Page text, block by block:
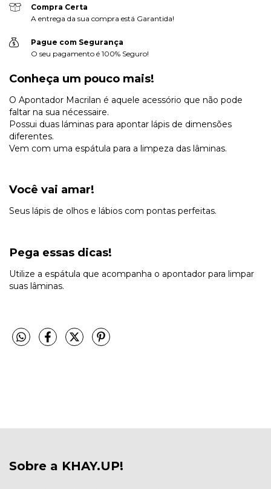
Compra Certa
A entrega da sua compra está Garantida!
Pague com Segurança
O seu pagamento é 100% Seguro!
Conheça um pouco mais!
O Apontador Macrilan é aquele acessório que não pode
faltar na sua nécessaire.
Possui duas láminas para apontar lápis de dimensões
diferentes.
Vem com uma espátula para a limpeza das lâminas.
Você vai amar!
Seus lápis de olhos e lábios com pontas perfeitas.
Pega essas dicas!
Utilize a espátula que acompanha o apontador para limpar
suas lâminas.
Sobre a KHAY.UP!